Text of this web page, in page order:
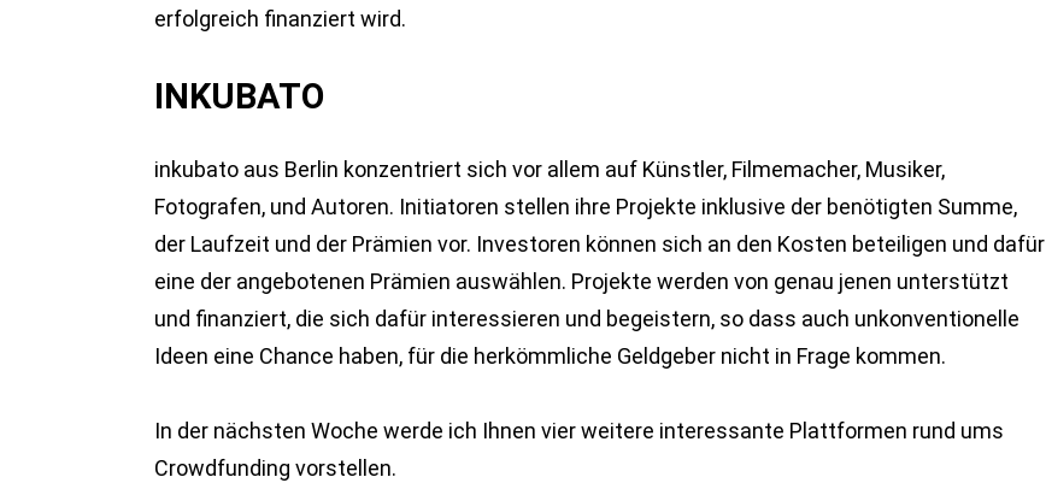
erfolgreich finanziert wird.
INKUBATO
inkubato aus Berlin konzentriert sich vor allem auf Künstler, Filmemacher, Musiker,
Fotografen, und Autoren. Initiatoren stellen ihre Projekte inklusive der benötigten Summe,
der Laufzeit und der Prämien vor. Investoren können sich an den Kosten beteiligen und dafür
eine der angebotenen Prämien auswählen. Projekte werden von genau jenen unterstützt
und finanziert, die sich dafür interessieren und begeistern, so dass auch unkonventionelle
Ideen eine Chance haben, für die herkömmliche Geldgeber nicht in Frage kommen.
In der nächsten Woche werde ich Ihnen vier weitere interessante Plattformen rund ums
Crowdfunding vorstellen.